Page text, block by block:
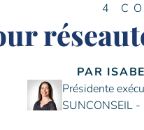
4
PAR
Présidente
SUNCONSEIL